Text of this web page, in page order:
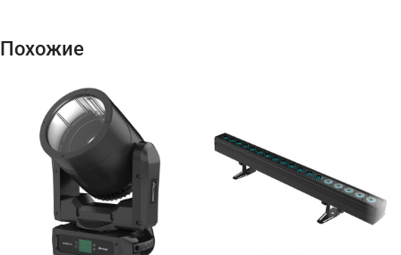
Похожие